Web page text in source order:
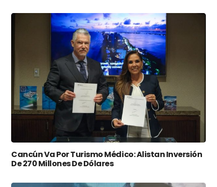
Cancún Va Por Turismo Médico: Alistan Inversión
De 270 Millones De Dólares